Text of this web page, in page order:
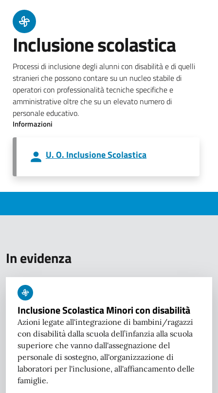
Inclusione scolastica
Processi di inclusione degli alunni con disabilità e di quelli
stranieri che possono contare su un nucleo stabile di
operatori con professionalità tecniche specifiche e
amministrative oltre che su un elevato numero di
personale educativo.
Informazioni
U. O. Inclusione Scolastica
In evidenza
Inclusione Scolastica Minori con disabilità
Azioni legate all'integrazione di bambini/ragazzi
con disabilità dalla scuola dell’infanzia alla scuola
superiore che vanno dall'assegnazione del
personale di sostegno, all'organizzazione di
laboratori per l'inclusione, all'affiancamento delle
famiglie.